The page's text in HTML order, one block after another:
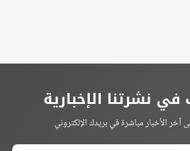
نشرتنا الإخبارية
الأخبار مباشرة في بريدك الإلكتروني